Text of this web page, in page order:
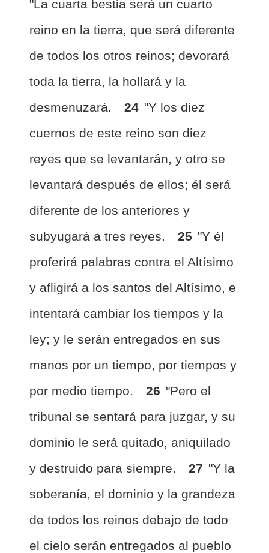
"La cuarta bestia será un cuarto
reino en la tierra, que será diferente
de todos los otros reinos; devorará
toda la tierra, la hollará y la
desmenuzará.
24 "Y los diez
cuernos de este reino son diez
reyes que se levantarán, y otro se
levantará después de ellos; él será
diferente de los anteriores y
subyugará a tres reyes.
25 "Y él
proferirá palabras contra el Altísimo
y afligirá a los santos del Altísimo, e
intentará cambiar los tiempos y la
ley; y le serán entregados en sus
manos por un tiempo, por tiempos y
por medio tiempo.
26 "Pero el
tribunal se sentará para juzgar, y su
dominio le será quitado, aniquilado
y destruido para siempre.
27 "Y la
soberanía, el dominio y la grandeza
de todos los reinos debajo de todo
el cielo serán entregados al pueblo